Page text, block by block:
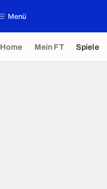
Menü
Home Mein FT Spiele